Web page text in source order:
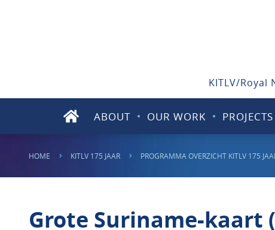
KITLV/
ABOUT OUR WORK PROJECTS
HOME KITLV 175 JAAR PROGRAMMA OVERZICHT KITLV 175
Grote Suriname-kaart